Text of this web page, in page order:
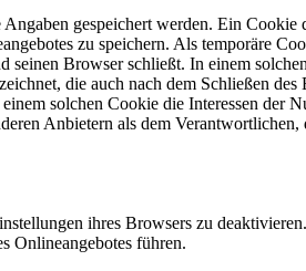
gespeichert werden. Ein Cookie
zu speichern. Als temporäre
seinen Browser schließt. In einem
die auch nach dem Schließen des
solchen Cookie die Interessen der
Anbietern als dem Verantwortlichen,
ihres Browsers zu
Onlineangebotes führen.